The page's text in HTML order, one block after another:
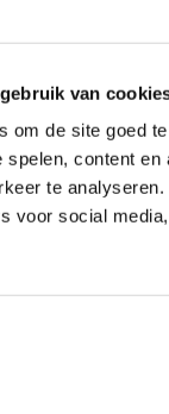
van
om de site goed
spelen, content
te
voor social
medewerkers